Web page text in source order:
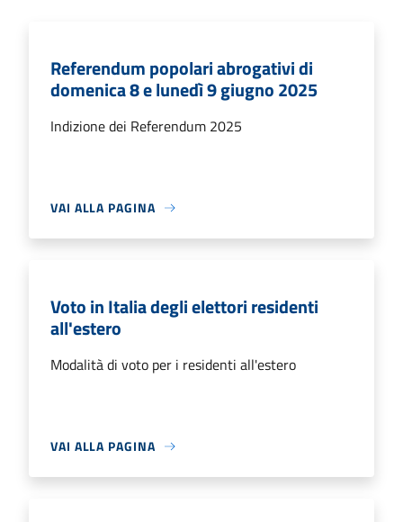
Referendum popolari abrogativi di
domenica 8 e lunedì 9 giugno 2025
Indizione dei Referendum 2025
VAI ALLA PAGINA
Voto in Italia degli elettori residenti
all'estero
Modalità di voto per i residenti all'estero
VAI ALLA PAGINA